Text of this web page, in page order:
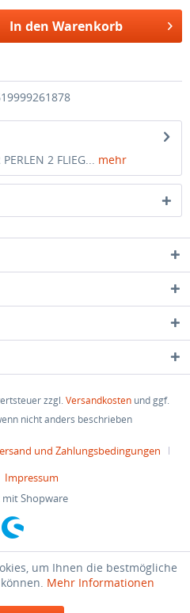
In den Warenkorb
2 FLIEG... mehr
zzgl.Versandkosten und ggf.
nicht anders beschrieben
und Zahlungsbedingungen
Impressum
mit Shopware
um Ihnen die bestmögliche
Mehr Informationen